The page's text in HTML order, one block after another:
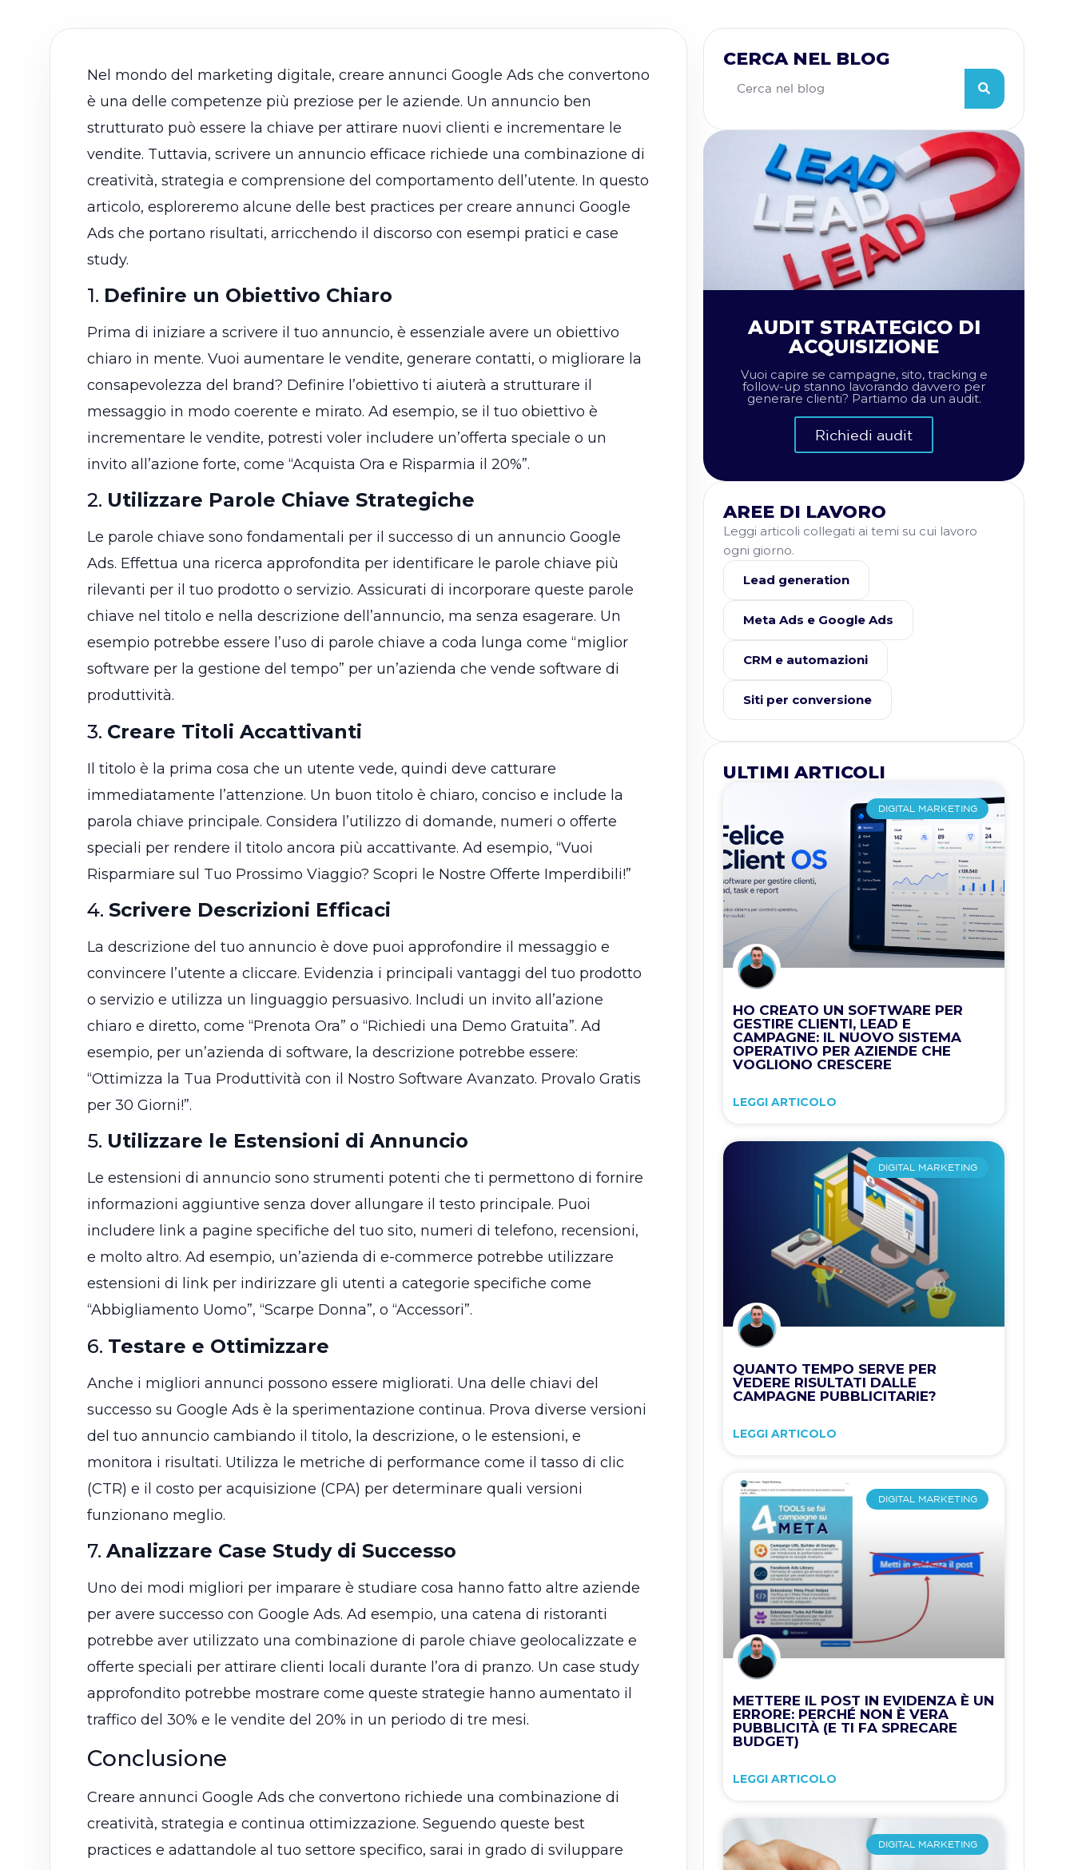
Nel mondo del marketing digitale, creare annunci Google Ads che convertono
è una delle competenze più preziose per le aziende. Un annuncio ben
strutturato può essere la chiave per attirare nuovi clienti e incrementare le
vendite. Tuttavia, scrivere un annuncio efficace richiede una combinazione di
creatività, strategia e comprensione del comportamento dell’utente. In questo
articolo, esploreremo alcune delle best practices per creare annunci Google
Ads che portano risultati, arricchendo il discorso con esempi pratici e case
study.
1. Definire un Obiettivo Chiaro
Prima di iniziare a scrivere il tuo annuncio, è essenziale avere un obiettivo
chiaro in mente. Vuoi aumentare le vendite, generare contatti, o migliorare la
consapevolezza del brand? Definire l’obiettivo ti aiuterà a strutturare il
messaggio in modo coerente e mirato. Ad esempio, se il tuo obiettivo è
incrementare le vendite, potresti voler includere un’offerta speciale o un
invito all’azione forte, come “Acquista Ora e Risparmia il 20%”.
2. Utilizzare Parole Chiave Strategiche
Le parole chiave sono fondamentali per il successo di un annuncio Google
Ads. Effettua una ricerca approfondita per identificare le parole chiave più
rilevanti per il tuo prodotto o servizio. Assicurati di incorporare queste parole
chiave nel titolo e nella descrizione dell’annuncio, ma senza esagerare. Un
esempio potrebbe essere l’uso di parole chiave a coda lunga come “miglior
software per la gestione del tempo” per un’azienda che vende software di
produttività.
3. Creare Titoli Accattivanti
Il titolo è la prima cosa che un utente vede, quindi deve catturare
immediatamente l’attenzione. Un buon titolo è chiaro, conciso e include la
parola chiave principale. Considera l’utilizzo di domande, numeri o offerte
speciali per rendere il titolo ancora più accattivante. Ad esempio, “Vuoi
Risparmiare sul Tuo Prossimo Viaggio? Scopri le Nostre Offerte Imperdibili!”
4. Scrivere Descrizioni Efficaci
La descrizione del tuo annuncio è dove puoi approfondire il messaggio e
convincere l’utente a cliccare. Evidenzia i principali vantaggi del tuo prodotto
o servizio e utilizza un linguaggio persuasivo. Includi un invito all’azione
chiaro e diretto, come “Prenota Ora” o “Richiedi una Demo Gratuita”. Ad
esempio, per un’azienda di software, la descrizione potrebbe essere:
“Ottimizza la Tua Produttività con il Nostro Software Avanzato. Provalo Gratis
per 30 Giorni!”.
5. Utilizzare le Estensioni di Annuncio
Le estensioni di annuncio sono strumenti potenti che ti permettono di fornire
informazioni aggiuntive senza dover allungare il testo principale. Puoi
includere link a pagine specifiche del tuo sito, numeri di telefono, recensioni,
e molto altro. Ad esempio, un’azienda di e-commerce potrebbe utilizzare
estensioni di link per indirizzare gli utenti a categorie specifiche come
“Abbigliamento Uomo”, “Scarpe Donna”, o “Accessori”.
6. Testare e Ottimizzare
Anche i migliori annunci possono essere migliorati. Una delle chiavi del
successo su Google Ads è la sperimentazione continua. Prova diverse versioni
del tuo annuncio cambiando il titolo, la descrizione, o le estensioni, e
monitora i risultati. Utilizza le metriche di performance come il tasso di clic
(CTR) e il costo per acquisizione (CPA) per determinare quali versioni
funzionano meglio.
7. Analizzare Case Study di Successo
Uno dei modi migliori per imparare è studiare cosa hanno fatto altre aziende
per avere successo con Google Ads. Ad esempio, una catena di ristoranti
potrebbe aver utilizzato una combinazione di parole chiave geolocalizzate e
offerte speciali per attirare clienti locali durante l’ora di pranzo. Un case study
approfondito potrebbe mostrare come queste strategie hanno aumentato il
traffico del 30% e le vendite del 20% in un periodo di tre mesi.
Conclusione
Creare annunci Google Ads che convertono richiede una combinazione di
creatività, strategia e continua ottimizzazione. Seguendo queste best
practices e adattandole al tuo settore specifico, sarai in grado di sviluppare
CERCA NEL BLOG
AUDIT STRATEGICO DI
ACQUISIZIONE
Vuoi capire se campagne, sito, tracking e
follow-up stanno lavorando davvero per
generare clienti? Partiamo da un audit.
Richiedi audit
AREE DI LAVORO
Leggi articoli collegati ai temi su cui lavoro
ogni giorno.
Lead generation
Meta Ads e Google Ads
CRM e automazioni
Siti per conversione
ULTIMI ARTICOLI
DIGITAL MARKETING
HO CREATO UN SOFTWARE PER
GESTIRE CLIENTI, LEAD E
CAMPAGNE: IL NUOVO SISTEMA
OPERATIVO PER AZIENDE CHE
VOGLIONO CRESCERE
LEGGI ARTICOLO
DIGITAL MARKETING
QUANTO TEMPO SERVE PER
VEDERE RISULTATI DALLE
CAMPAGNE PUBBLICITARIE?
LEGGI ARTICOLO
DIGITAL MARKETING
METTERE IL POST IN EVIDENZA È UN
ERRORE: PERCHÉ NON È VERA
PUBBLICITÀ (E TI FA SPRECARE
BUDGET)
LEGGI ARTICOLO
DIGITAL MARKETING